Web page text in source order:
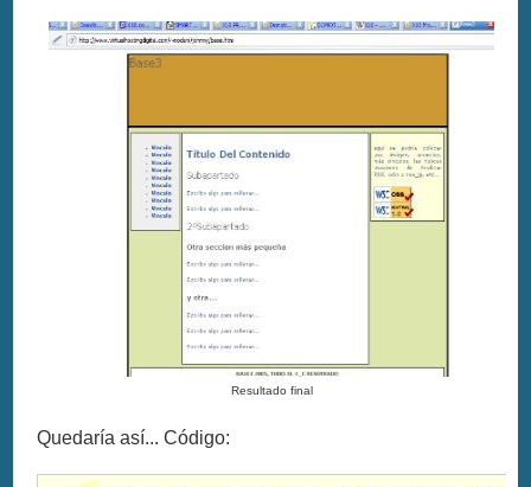
Resultado final
Quedaría así... Código: